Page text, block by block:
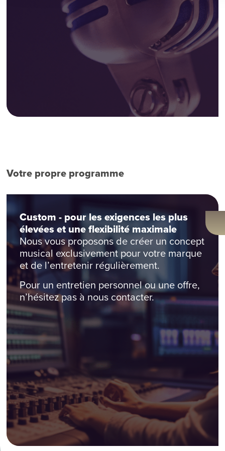
Votre propre programme
Custom - pour les exigences les plus
élevées et une flexibilité maximale
Nous vous proposons de créer un concept
musical exclusivement pour votre marque
et de l’entretenir régulièrement.
Pour un entretien personnel ou une offre,
n’hésitez pas à nous contacter.